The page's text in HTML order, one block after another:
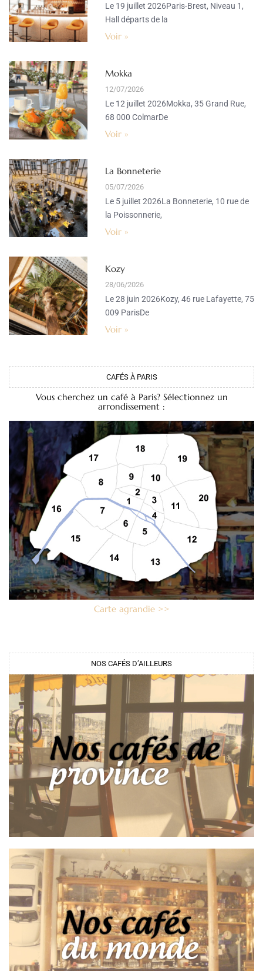
Le 19 juillet 2026Paris-Brest, Niveau 1,
Hall départs de la
Voir »
Mokka
12/07/2026
Le 12 juillet 2026Mokka, 35 Grand Rue,
68 000 ColmarDe
Voir »
La Bonneterie
05/07/2026
Le 5 juillet 2026La Bonneterie, 10 rue de
la Poissonnerie,
Voir »
Kozy
28/06/2026
Le 28 juin 2026Kozy, 46 rue Lafayette, 75
009 ParisDe
Voir »
CAFÉS À PARIS
Vous cherchez un café à Paris? Sélectionnez un
arrondissement :
Carte agrandie >>
NOS CAFÉS D’AILLEURS